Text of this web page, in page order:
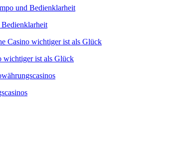
wichtiger ist als Glück